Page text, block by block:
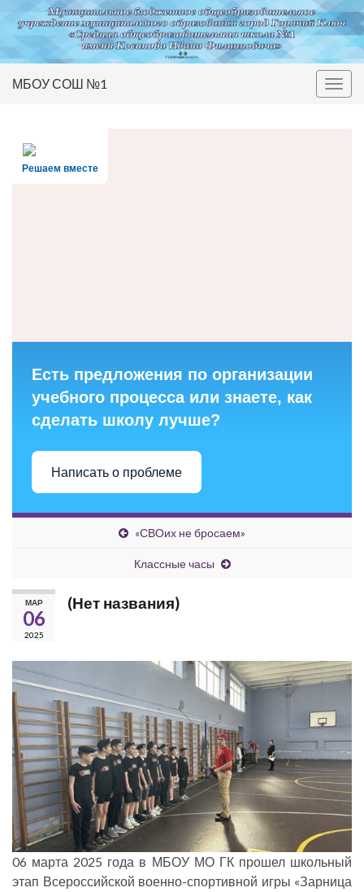
Вкл/
МБОУ СОШ №1
Решаем вместе
Есть предложения по организации
учебного процесса или знаете, как
сделать школу лучше?
Написать о проблеме
«СВОих не бросаем»
Классные часы
МАР
06
2025
(Нет названия)
06 марта 2025 года в МБОУ МО ГК прошел школьный
этап Всероссийской военно-спортивной игры «Зарница